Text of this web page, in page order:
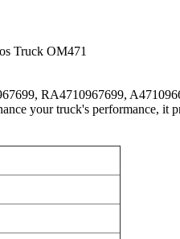
Truck OM471
RA4710967699,
your truck's performance, it